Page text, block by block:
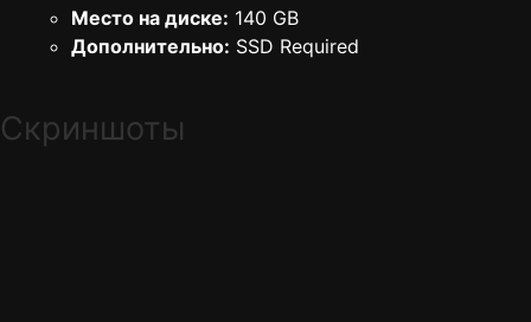
Место на диске: 140 GB
Дополнительно: SSD Required
Скриншоты